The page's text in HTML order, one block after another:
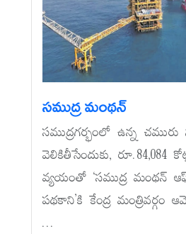
సముద్ర మంథన్‌
సముద్రగర్భంలో ఉన్న చమురు
వెలికితీసేందుకు, రూ.84,084
వ్యయంతో ‘సముద్ర మంథన్‌
పథకాని’కి కేంద్ర మంత్రివర్గం
...